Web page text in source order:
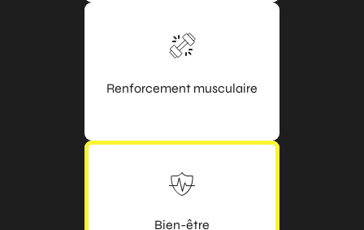
Renforcement musculaire
Bien-être